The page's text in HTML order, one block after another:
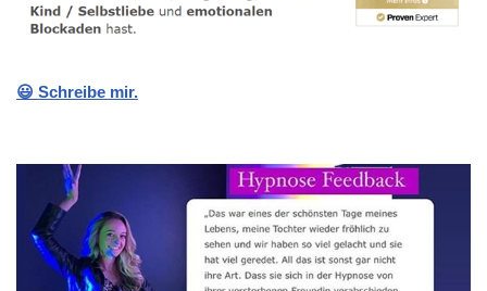
😃 Schreibe mir.